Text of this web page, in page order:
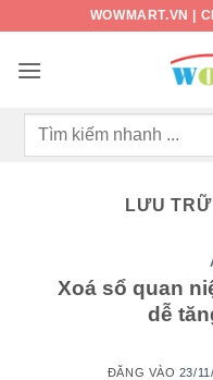
nội
WOWMART.VN |
Tìm
LƯU
Xoá sổ quan
dễ
ĐĂNG VÀO 23/